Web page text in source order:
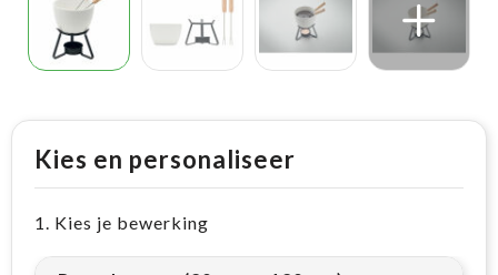
Kies en personaliseer
1. Kies je bewerking